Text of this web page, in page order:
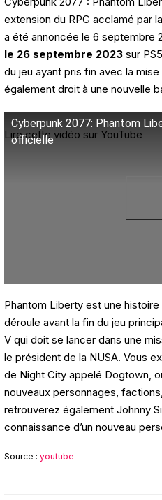
extension du RPG acclamé par
a été annoncée le 6 septembre
le 26 septembre 2023 sur
du jeu ayant pris fin avec la mise
également droit à une nouvelle
Cyberpunk 2077: Phantom
officielle
Lire cette vidéo sur YouTube
Phantom Liberty est une histoire
déroule avant la fin du jeu
V qui doit se lancer dans une
le président de la NUSA. Vous
de Night City appelé Dogtown,
nouveaux personnages,
retrouverez également Johnny
connaissance d’un nouveau
Source : youtube